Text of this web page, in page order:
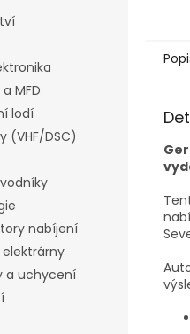
MFD
lodí
(VHF/DSC)
nabíjení
a uchycení